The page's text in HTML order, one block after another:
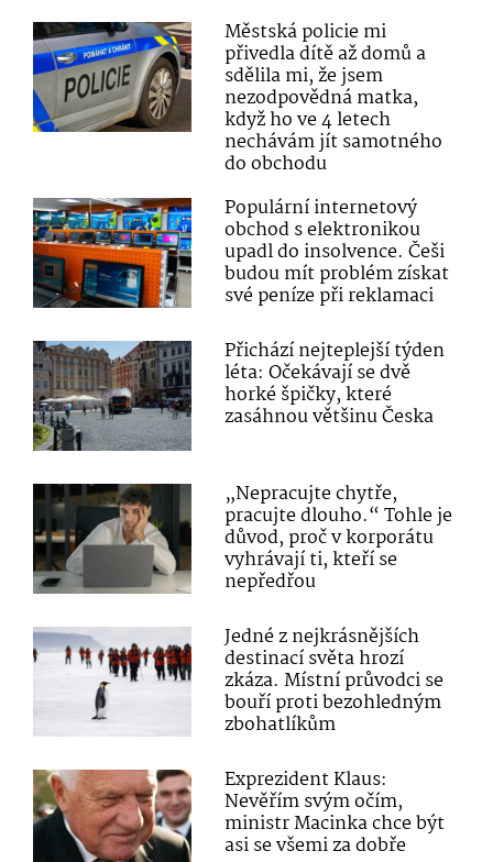
Městská policie mi
přivedla dítě až domů a
sdělila mi, že jsem
nezodpovědná matka,
když ho ve 4 letech
nechávám jít samotného
do obchodu
Populární internetový
obchod s elektronikou
upadl do insolvence. Češi
budou mít problém získat
své peníze při reklamaci
Přichází nejteplejší týden
léta: Očekávají se dvě
horké špičky, které
zasáhnou většinu Česka
„Nepracujte chytře,
pracujte dlouho.“ Tohle je
důvod, proč v korporátu
vyhrávají ti, kteří se
nepředřou
Jedné z nejkrásnějších
destinací světa hrozí
zkáza. Místní průvodci se
bouří proti bezohledným
zbohatlíkům
Exprezident Klaus:
Nevěřím svým očím,
ministr Macinka chce být
asi se všemi za dobře